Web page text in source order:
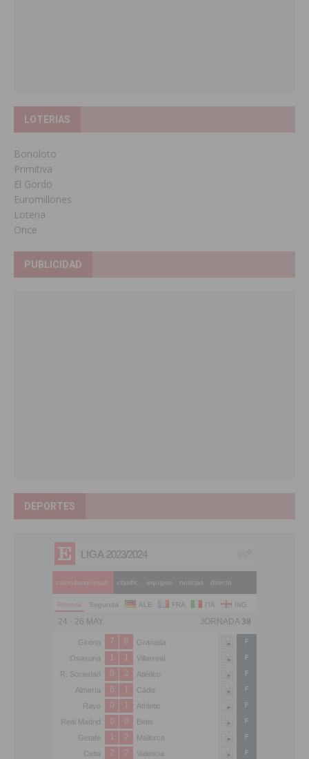
LOTERIAS
Bonoloto
Primitiva
El Gordo
Euromillones
Loteria
Once
PUBLICIDAD
DEPORTES